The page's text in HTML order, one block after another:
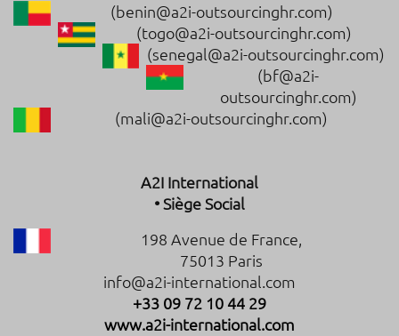
(benin@a2i-outsourcinghr.com)
(togo@a2i-outsourcinghr.com)
(senegal@a2i-outsourcinghr.com)
(bf@a2i-
outsourcinghr.com)
(mali@a2i-outsourcinghr.com)
A2I International
• Siège Social
198 Avenue de France,
75013 Paris
info@a2i-international.com
+33 09 72 10 44 29
www.a2i-international.com